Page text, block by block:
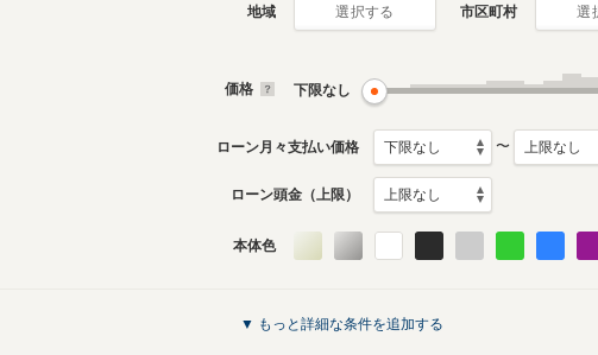
地域 選択する 市区町村 選
価格 下限なし
ローン月々支払い価格 〜
ローン頭金（上限）
本体色
▼ もっと詳細な条件を追加する